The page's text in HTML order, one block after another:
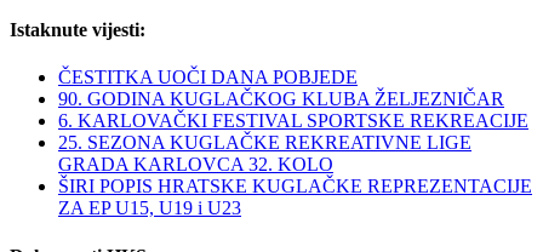
Istaknute vijesti:
ČESTITKA UOČI DANA POBJEDE
90. GODINA KUGLAČKOG KLUBA ŽELJEZNIČAR
6. KARLOVAČKI FESTIVAL SPORTSKE REKREACIJE
25. SEZONA KUGLAČKE REKREATIVNE LIGE
GRADA KARLOVCA 32. KOLO
ŠIRI POPIS HRATSKE KUGLAČKE REPREZENTACIJE
ZA EP U15, U19 i U23